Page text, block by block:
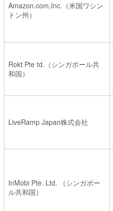
Amazon.com,Inc.（米国ワシン
トン州）
Rokt Pte td.（シンガポール共
和国）
LiveRamp Japan株式会社
InMobi Pte. Ltd. （シンガポー
ル共和国）